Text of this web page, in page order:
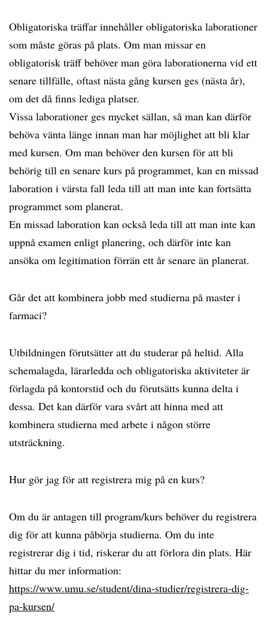
Obligatoriska träffar innehåller obligatoriska laborationer
som måste göras på plats. Om man missar en
obligatorisk träff behöver man göra laborationerna vid ett
senare tillfälle, oftast nästa gång kursen ges (nästa år),
om det då finns lediga platser.
Vissa laborationer ges mycket sällan, så man kan därför
behöva vänta länge innan man har möjlighet att bli klar
med kursen. Om man behöver den kursen för att bli
behörig till en senare kurs på programmet, kan en missad
laboration i värsta fall leda till att man inte kan fortsätta
programmet som planerat.
En missad laboration kan också leda till att man inte kan
uppnå examen enligt planering, och därför inte kan
ansöka om legitimation förrän ett år senare än planerat.
Går det att kombinera jobb med studierna på master i
farmaci?
Utbildningen förutsätter att du studerar på heltid. Alla
schemalagda, lärarledda och obligatoriska aktiviteter är
förlagda på kontorstid och du förutsätts kunna delta i
dessa. Det kan därför vara svårt att hinna med att
kombinera studierna med arbete i någon större
utsträckning.
Hur gör jag för att registrera mig på en kurs?
Om du är antagen till program/kurs behöver du registrera
dig för att kunna påbörja studierna. Om du inte
registrerar dig i tid, riskerar du att förlora din plats. Här
hittar du mer information:
https://www.umu.se/student/dina-studier/registrera-dig-
pa-kursen/